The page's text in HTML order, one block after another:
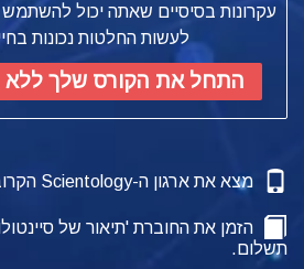
עקרונות בסיסיים שאתה יכול
לעשות החלטות נכונות
התחל את הקורס שלך
מצא את ארגון ה-Scientology הקרוב אליך
הזמן את החוברת 'תיאור של
תשלום.